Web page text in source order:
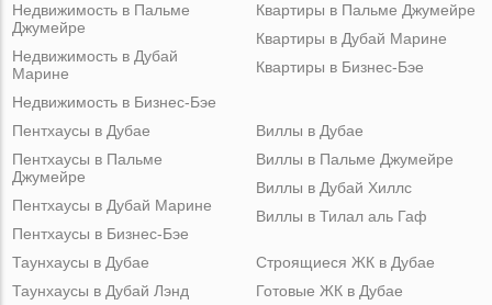
Недвижимость в Пальме
Джумейре
Недвижимость в Дубай
Марине
Недвижимость в Бизнес-Бэе
Квартиры в Пальме Джумейре
Квартиры в Дубай Марине
Квартиры в Бизнес-Бэе
Пентхаусы в Дубае
Пентхаусы в Пальме
Джумейре
Пентхаусы в Дубай Марине
Пентхаусы в Бизнес-Бэе
Виллы в Дубае
Виллы в Пальме Джумейре
Виллы в Дубай Хиллс
Виллы в Тилал аль Гаф
Таунхаусы в Дубае
Таунхаусы в Дубай Лэнд
Строящиеся ЖК в Дубае
Готовые ЖК в Дубае